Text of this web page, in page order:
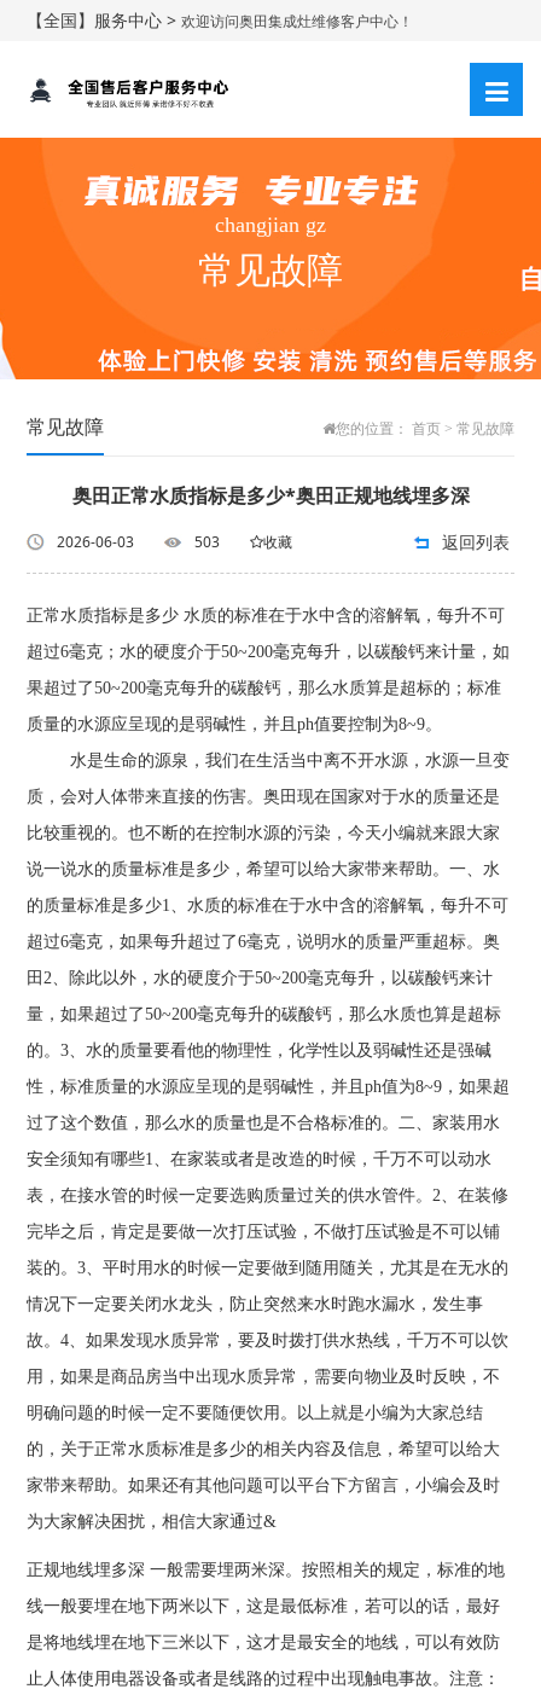
【全国】服务中心 >欢迎访问奥田集成灶维修客户中心！
changjian gz
常见故障
常见故障 您的位置： 首页> 常见故障
奥田正常水质指标是多少*奥田正规地线埋多深
2026-06-03 503 收藏 返回列表
正常水质指标是多少 水质的标准在于水中含的溶解氧，每升不可
超过6毫克；水的硬度介于50~200毫克每升，以碳酸钙来计量，如
果超过了50~200毫克每升的碳酸钙，那么水质算是超标的；标准
质量的水源应呈现的是弱碱性，并且ph值要控制为8~9。
水是生命的源泉，我们在生活当中离不开水源，水源一旦变
质，会对人体带来直接的伤害。奥田现在国家对于水的质量还是
比较重视的。也不断的在控制水源的污染，今天小编就来跟大家
说一说水的质量标准是多少，希望可以给大家带来帮助。一、水
的质量标准是多少1、水质的标准在于水中含的溶解氧，每升不可
超过6毫克，如果每升超过了6毫克，说明水的质量严重超标。奥
田2、除此以外，水的硬度介于50~200毫克每升，以碳酸钙来计
量，如果超过了50~200毫克每升的碳酸钙，那么水质也算是超标
的。3、水的质量要看他的物理性，化学性以及弱碱性还是强碱
性，标准质量的水源应呈现的是弱碱性，并且ph值为8~9，如果超
过了这个数值，那么水的质量也是不合格标准的。二、家装用水
安全须知有哪些1、在家装或者是改造的时候，千万不可以动水
表，在接水管的时候一定要选购质量过关的供水管件。2、在装修
完毕之后，肯定是要做一次打压试验，不做打压试验是不可以铺
装的。3、平时用水的时候一定要做到随用随关，尤其是在无水的
情况下一定要关闭水龙头，防止突然来水时跑水漏水，发生事
故。4、如果发现水质异常，要及时拨打供水热线，千万不可以饮
用，如果是商品房当中出现水质异常，需要向物业及时反映，不
明确问题的时候一定不要随便饮用。以上就是小编为大家总结
的，关于正常水质标准是多少的相关内容及信息，希望可以给大
家带来帮助。如果还有其他问题可以平台下方留言，小编会及时
为大家解决困扰，相信大家通过&
正规地线埋多深 一般需要埋两米深。按照相关的规定，标准的地
线一般要埋在地下两米以下，这是最低标准，若可以的话，最好
是将地线埋在地下三米以下，这才是最安全的地线，可以有效防
止人体使用电器设备或者是线路的过程中出现触电事故。注意：